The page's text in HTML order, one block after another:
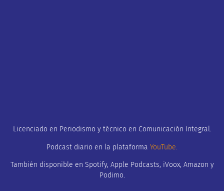
Licenciado en Periodismo y técnico en Comunicación Integral.
Podcast diario en la plataforma YouTube.
También disponible en Spotify, Apple Podcasts, iVoox, Amazon y
Podimo.